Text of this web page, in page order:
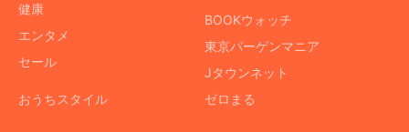
健康
エンタメ
セール
おうちスタイル
BOOKウォッチ
東京バーゲンマニア
Jタウンネット
ゼロまる